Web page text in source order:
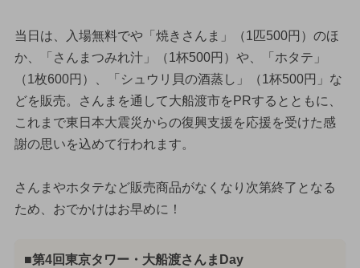
当日は、入場無料でや「焼きさんま」（1匹500円）のほ
か、「さんまつみれ汁」（1杯500円）や、「ホタテ」
（1枚600円）、「シュウリ貝の酒蒸し」（1杯500円」な
どを販売。さんまを通して大船渡市をPRするとともに、
これまで東日本大震災からの復興支援を応援を受けた感
謝の思いを込めて行われます。
さんまやホタテなど販売商品がなくなり次第終了となる
ため、おでかけはお早めに！
■第4回東京タワー・大船渡さんまDay